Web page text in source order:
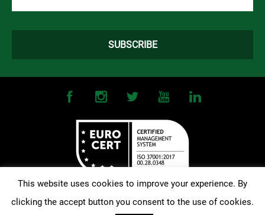
©2026OMONOIA FC. All Rights Reserved | Terms and Conditions|
This website uses cookies to improve your experience. By
clicking the accept button you consent to the use of cookies.